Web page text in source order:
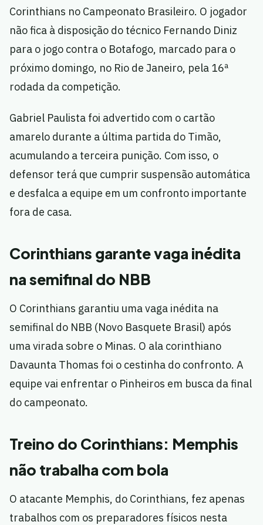
Corinthians no Campeonato Brasileiro. O jogador
não fica à disposição do técnico Fernando Diniz
para o jogo contra o Botafogo, marcado para o
próximo domingo, no Rio de Janeiro, pela 16ª
rodada da competição.
Gabriel Paulista foi advertido com o cartão
amarelo durante a última partida do Timão,
acumulando a terceira punição. Com isso, o
defensor terá que cumprir suspensão automática
e desfalca a equipe em um confronto importante
fora de casa.
Corinthians garante vaga inédita
na semifinal do NBB
O Corinthians garantiu uma vaga inédita na
semifinal do NBB (Novo Basquete Brasil) após
uma virada sobre o Minas. O ala corinthiano
Davaunta Thomas foi o cestinha do confronto. A
equipe vai enfrentar o Pinheiros em busca da final
do campeonato.
Treino do Corinthians: Memphis
não trabalha com bola
O atacante Memphis, do Corinthians, fez apenas
trabalhos com os preparadores físicos nesta